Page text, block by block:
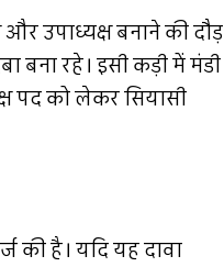
उपाध्यक्ष बनाने की दौड़
बना रहे। इसी कड़ी में मंडी
पद को लेकर सियासी
की है। यदि यह दावा